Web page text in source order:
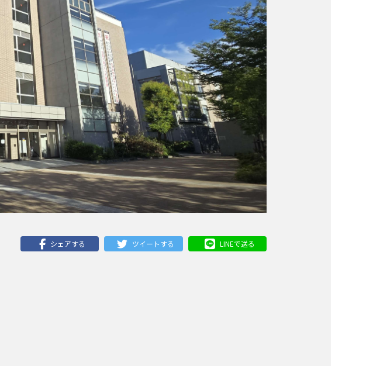
シェアする ツイートする LINEで送る